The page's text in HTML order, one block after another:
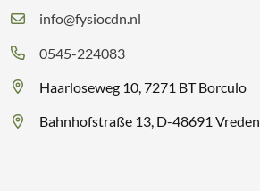
info@fysiocdn.nl
0545-224083
Haarloseweg 10, 7271 BT Borculo
Bahnhofstraße 13, D-48691 Vreden